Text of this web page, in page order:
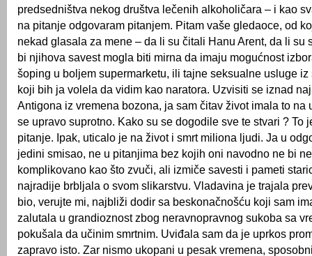
predsedništva nekog društva lečenih alkoholičara – i kao
na pitanje odgovaram pitanjem. Pitam vaše gledaoce, od
nekad glasala za mene – da li su čitali Hanu Arent, da li su
bi njihova savest mogla biti mirna da imaju mogućnost
šoping u boljem supermarketu, ili tajne seksualne usluge iz
koji bih ja volela da vidim kao naratora. Uzvisiti se iznad
Antigona iz vremena bozona, ja sam čitav život imala to na
se upravo suprotno. Kako su se dogodile sve te stvari ? To
pitanje. Ipak, uticalo je na život i smrt miliona ljudi. Ja u
jedini smisao, ne u pitanjima bez kojih oni navodno ne bi
komplikovano kao što zvuči, ali izmiče savesti i pameti
najradije brbljala o svom slikarstvu. Vladavina je trajala
bio, verujte mi, najbliži dodir sa beskonačnošću koji sam
zalutala u grandioznost zbog neravnopravnog sukoba sa
pokušala da učinim smrtnim. Uviđala sam da je uprkos
zapravo isto. Zar nismo ukopani u pesak vremena,